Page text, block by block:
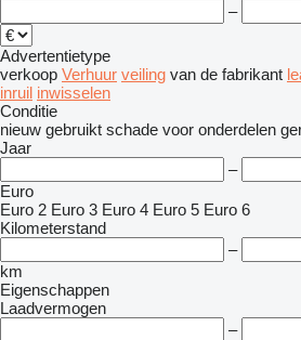
–
Advertentietype
verkoop Verhuur veiling van de fabrikant
inruil inwisselen
Conditie
nieuw gebruikt schade voor onderdelen
Jaar
–
Euro
Euro 2 Euro 3 Euro 4 Euro 5 Euro 6
Kilometerstand
–
km
Eigenschappen
Laadvermogen
–